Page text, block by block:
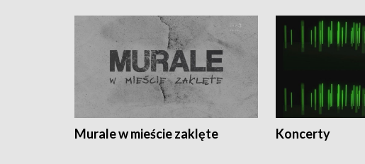
Murale w mieście zaklęte Koncerty